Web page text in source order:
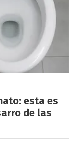
esta es
de las